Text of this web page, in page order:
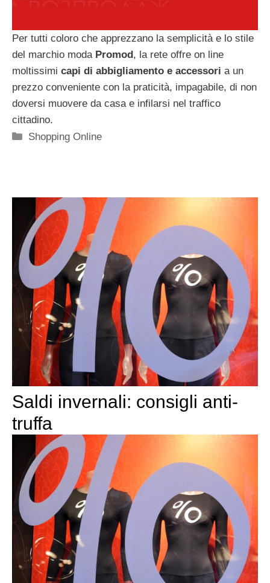
Per tutti coloro che apprezzano la semplicità e lo stile
del marchio moda Promod , la rete offre on line
moltissimi capi di abbigliamento e accessori a un
prezzo conveniente con la praticità, impagabile, di non
doversi muovere da casa e infilarsi nel traffico
cittadino.
Categorie
Shopping Online
Saldi invernali: consigli anti-
truffa